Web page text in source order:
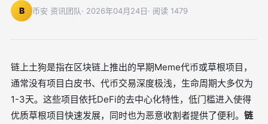
B 币安 资讯团队· 2026年04月24日· 阅读 1479
链上土狗是指在区块链上推出的早期Meme代币或草根项目，
通常没有项目白皮书、代币交易深度极浅，生命周期大多仅为
1-3天。这些项目依托DeFi的去中心化特性，低门槛进入使得
优质草根项目快速发展，同时也为恶意收割者提供了便利。 链